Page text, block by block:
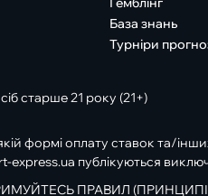
База знань
Турніри
старше 21 року (21+)
формі оплату ставок та/
публікуються
ПРАВИЛ